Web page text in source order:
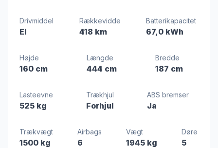
Drivmiddel
El
Rækkevidde
418 km
Batterikapacitet
67,0 kWh
Højde
160 cm
Længde
444 cm
Bredde
187 cm
Lasteevne
525 kg
Trækhjul
Forhjul
ABS bremser
Ja
Trækvægt
1500 kg
Airbags
6
Vægt
1945 kg
Døre
5